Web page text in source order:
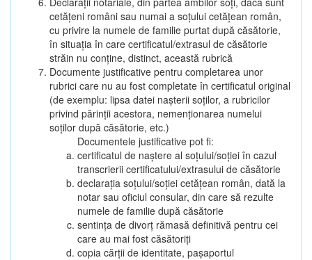
cetățeni români sau numai a soțului cetățean român,
cu privire la numele de familie purtat după căsătorie,
în situația în care certificatul/extrasul de căsătorie
străin nu conține, distinct, această rubrică
Documente justificative pentru completarea unor
rubrici care nu au fost completate în certificatul original
(de exemplu: lipsa datei nașterii soților, a rubricilor
privind părinții acestora, nemenționarea numelui
soților după căsătorie, etc.)
Documentele justificative pot fi:
certificatul de naștere al soțului/soției în cazul
transcrierii certificatului/extrasului de căsătorie
declarația soțului/soției cetățean român, dată la
notar sau oficiul consular, din care să rezulte
numele de familie după căsătorie
sentința de divorț rămasă definitivă pentru cei
care au mai fost căsătoriți
copia cărții de identitate, pașaportul